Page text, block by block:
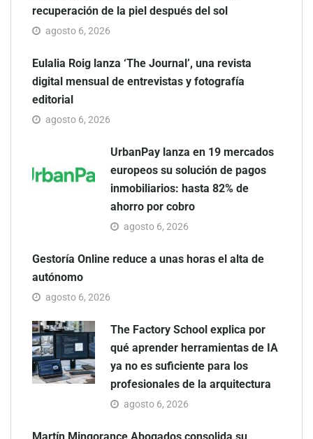
recuperación de la piel después del sol
agosto 6, 2026
Eulalia Roig lanza ‘The Journal’, una revista
digital mensual de entrevistas y fotografía
editorial
agosto 6, 2026
UrbanPay lanza en 19 mercados
europeos su solución de pagos
inmobiliarios: hasta 82% de
ahorro por cobro
agosto 6, 2026
Gestoría Online reduce a unas horas el alta de
autónomo
agosto 6, 2026
The Factory School explica por
qué aprender herramientas de IA
ya no es suficiente para los
profesionales de la arquitectura
agosto 6, 2026